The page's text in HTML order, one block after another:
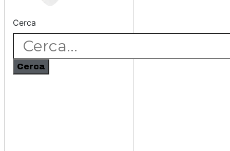
Cerca
Cerca